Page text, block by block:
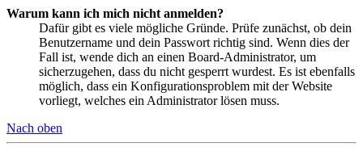
Warum kann ich mich nicht anmelden?
Dafür gibt es viele mögliche Gründe. Prüfe zunächst, ob dein
Benutzername und dein Passwort richtig sind. Wenn dies der
Fall ist, wende dich an einen Board-Administrator, um
sicherzugehen, dass du nicht gesperrt wurdest. Es ist ebenfalls
möglich, dass ein Konfigurationsproblem mit der Website
vorliegt, welches ein Administrator lösen muss.
Nach oben